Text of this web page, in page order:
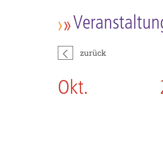
zurück
Okt.